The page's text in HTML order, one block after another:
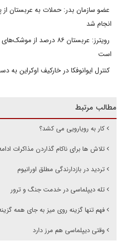
عضو سازمان بدر: حملات به عربستان از
انجام شد
رویترز: عربستان ۸۶ درصد
است
کنترل ایوانوفکا در خارکیف اوکراین به
مطالب مرتبط
کار به رویارویی می کشد؟
تلاش ها برای ناکام گذاردن مذاکرات
تردید در بازدارندگی مطلق اورانیوم
تله دیپلماسی در خدمت جنگ و ترور
فهم تنها گزینه روی میز به جای همه
وقتی دیپلماسی هم مرز دارد